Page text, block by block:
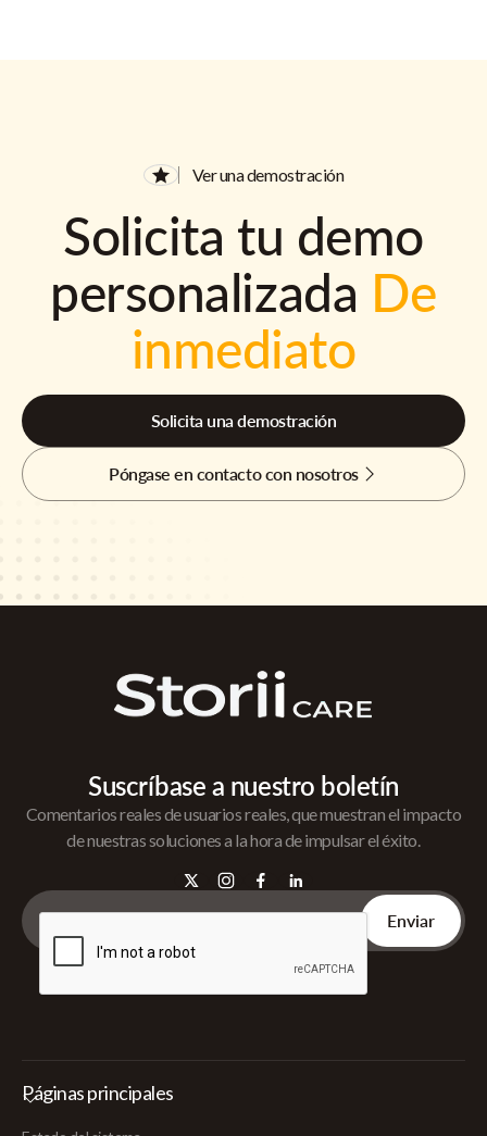
Ver una demostración
Solicita tu demo
personalizada De
inmediato
Solicita una demostración
Póngase en contacto con nosotros
Suscríbase a nuestro boletín
Comentarios reales de usuarios reales, que muestran el impacto
de nuestras soluciones a la hora de impulsar el éxito.
Páginas principales